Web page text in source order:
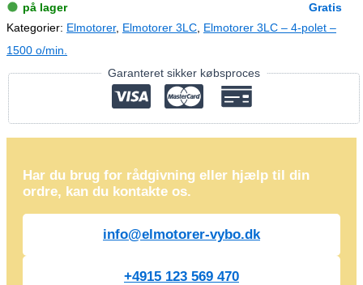
på lager
Gratis
Kategorier: Elmotorer, Elmotorer 3LC Elmotorer 3LC – 4-polet –
1500 o/min.
Garanteret sikker købsproces
Har du brug for rådgivning eller hjælp til din
ordre, kan du kontakte os.
info@elmotorer-vybo.dk
+4915 123 569 470